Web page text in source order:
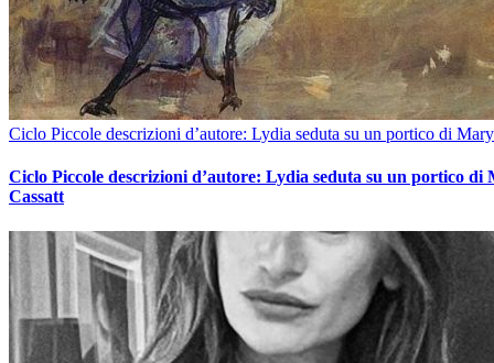
Ciclo Piccole descrizioni d’autore: Lydia seduta su un portico di
Ciclo Piccole descrizioni d’autore: Lydia seduta su un portico di
Cassatt